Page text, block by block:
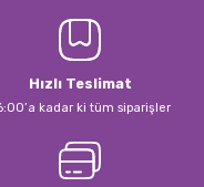
Hızlı Teslimat
kadar ki tüm siparişler